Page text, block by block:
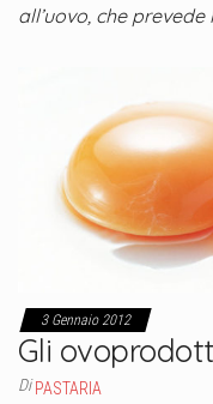
all’uovo, che
3 Gennaio 2012
Gli
Di PASTARIA